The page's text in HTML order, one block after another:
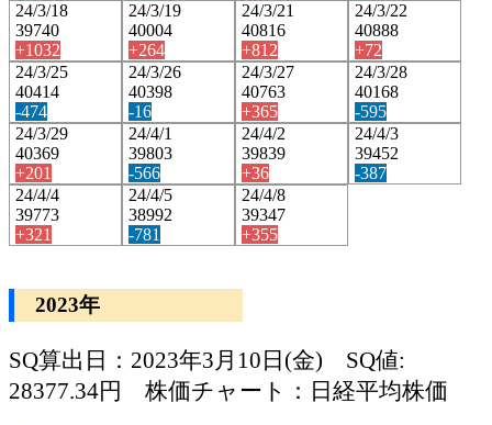
24/3/18
39740
+1032
24/3/19
40004
+264
24/3/21
40816
+812
24/3/22
40888
+72
24/3/25
40414
-474
24/3/26
40398
-16
24/3/27
40763
+365
24/3/28
40168
-595
24/3/29
40369
+201
24/4/1
39803
-566
24/4/2
39839
+36
24/4/3
39452
-387
24/4/4
39773
+321
24/4/5
38992
-781
24/4/8
39347
+355
2023年
SQ算出日：2023年3月10日(金) SQ値:
28377.34円 株価チャート：日経平均株価